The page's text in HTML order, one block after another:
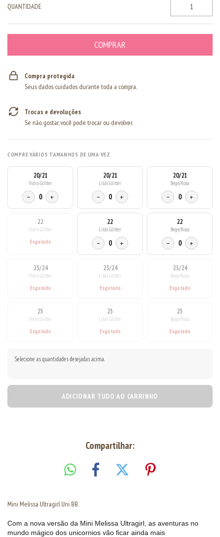
QUANTIDADE
Compra protegida
Seus dados cuidados durante toda a compra.
Trocas e devoluções
Se não gostar, você pode trocar ou devolver.
COMPRE VÁRIOS TAMANHOS DE UMA VEZ
20/21
Vidro Glitter
− 0 +
20/21
Lilás Glitter
− 0 +
20/21
Bege/Rosa
− 0 +
22
Vidro Glitter
22
Lilás Glitter
− 0 +
22
Bege/Rosa
− 0 +
23/24
Vidro Glitter
23/24
Lilás Glitter
23/24
Bege/Rosa
25
Vidro Glitter
25
Lilás Glitter
25
Bege/Rosa
Selecione as quantidades desejadas acima.
ADICIONAR TUDO AO CARRINHO
Compartilhar:
Mini Melissa Ultragirl Uni BB
Com a nova versão da Mini Melissa Ultragirl, as aventuras no
mundo mágico dos unicornios vão ficar ainda mais